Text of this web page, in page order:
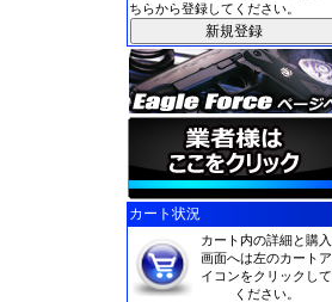
ちらから登録してください。
カート状況
カート内の詳細と購入
画面へは左のカートア
イコンをクリックして
ください。